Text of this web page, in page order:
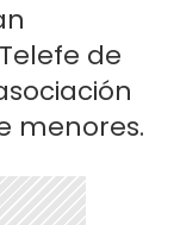
de
menores.